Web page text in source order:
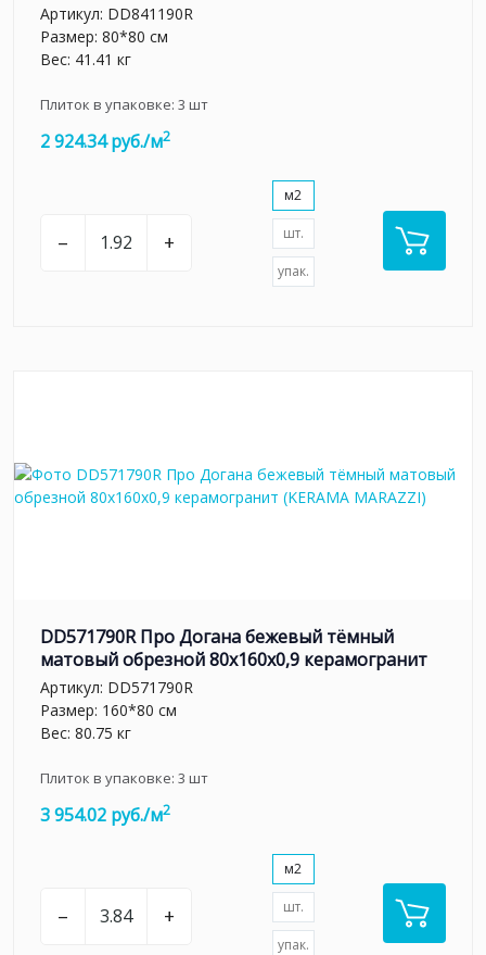
Артикул: DD841190R
Размер: 80*80 см
Вес: 41.41 кг
Плиток в упаковке: 3 шт
2 924.34 руб./м2
– +
м2
шт.
упак.
DD571790R Про Догана бежевый тёмный
матовый обрезной 80x160x0,9 керамогранит
Артикул: DD571790R
Размер: 160*80 см
Вес: 80.75 кг
Плиток в упаковке: 3 шт
3 954.02 руб./м2
– +
м2
шт.
упак.